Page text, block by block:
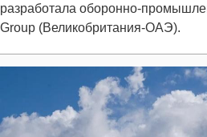
разработала оборонно-
Group (Великобритания-ОАЭ).